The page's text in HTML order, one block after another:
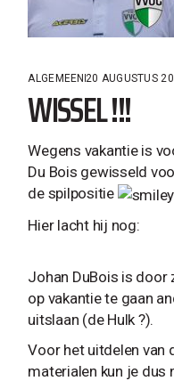
ALGEMEEN 20 AUGUSTUS
WISSEL !!!
Wegens vakantie is
Du Bois gewisseld
de spilpositie
Hier lacht hij nog:
Johan DuBois is door
op vakantie te gaan
uitslaan (de Hulk ?).
Voor het uitdelen van
materialen kun je dus